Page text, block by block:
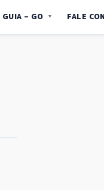
GUIA – GO FALE